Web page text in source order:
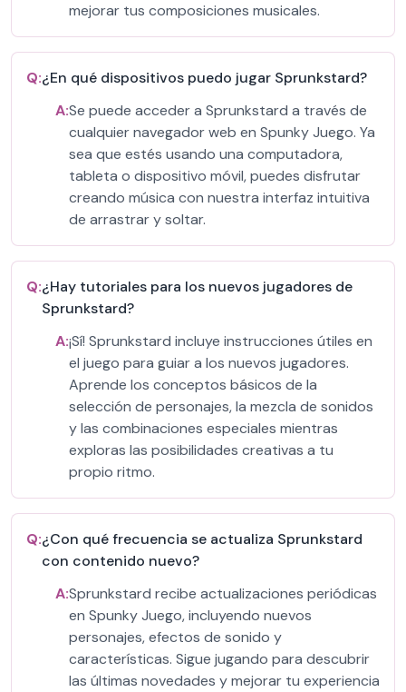
mejorar tus composiciones musicales.
Q:¿En qué dispositivos puedo jugar Sprunkstard?
A:Se puede acceder a Sprunkstard a través de
cualquier navegador web en Spunky Juego. Ya
sea que estés usando una computadora,
tableta o dispositivo móvil, puedes disfrutar
creando música con nuestra interfaz intuitiva
de arrastrar y soltar.
Q:¿Hay tutoriales para los nuevos jugadores de
Sprunkstard?
A:¡Sí! Sprunkstard incluye instrucciones útiles en
el juego para guiar a los nuevos jugadores.
Aprende los conceptos básicos de la
selección de personajes, la mezcla de sonidos
y las combinaciones especiales mientras
exploras las posibilidades creativas a tu
propio ritmo.
Q:¿Con qué frecuencia se actualiza Sprunkstard
con contenido nuevo?
A:Sprunkstard recibe actualizaciones periódicas
en Spunky Juego, incluyendo nuevos
personajes, efectos de sonido y
características. Sigue jugando para descubrir
las últimas novedades y mejorar tu experiencia